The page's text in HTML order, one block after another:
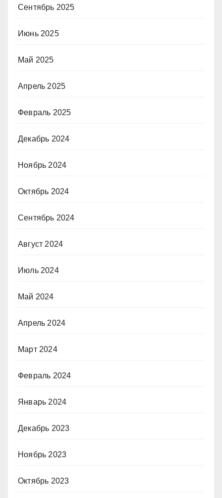
Сентябрь 2025
Июнь 2025
Май 2025
Апрель 2025
Февраль 2025
Декабрь 2024
Ноябрь 2024
Октябрь 2024
Сентябрь 2024
Август 2024
Июль 2024
Май 2024
Апрель 2024
Март 2024
Февраль 2024
Январь 2024
Декабрь 2023
Ноябрь 2023
Октябрь 2023